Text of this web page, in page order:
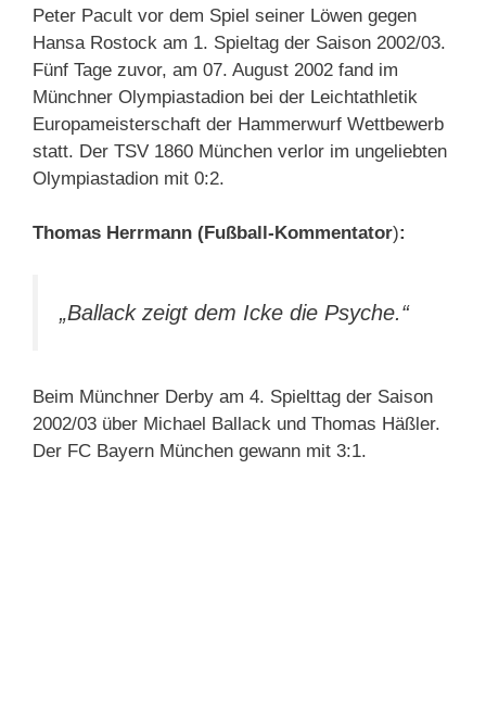
Peter Pacult vor dem Spiel seiner Löwen gegen
Hansa Rostock am 1. Spieltag der Saison 2002/03.
Fünf Tage zuvor, am 07. August 2002 fand im
Münchner Olympiastadion bei der Leichtathletik
Europameisterschaft der Hammerwurf Wettbewerb
statt. Der TSV 1860 München verlor im ungeliebten
Olympiastadion mit 0:2.
Thomas Herrmann (Fußball-Kommentator):
„Ballack zeigt dem Icke die Psyche.“
Beim Münchner Derby am 4. Spielttag der Saison
2002/03 über Michael Ballack und Thomas Häßler.
Der FC Bayern München gewann mit 3:1.